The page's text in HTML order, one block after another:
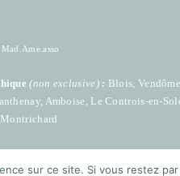
(non exclusive): Blois,
Amboise, Le Controis-en-
sur ce site. Si vous restez